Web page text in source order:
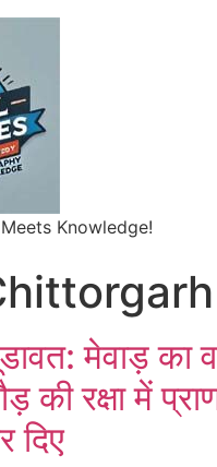
Knowledge!
मेवाड़ का
की रक्षा में
दिए